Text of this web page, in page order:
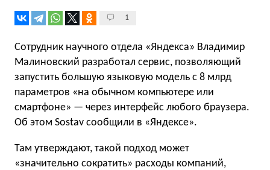
1
Сотрудник научного отдела «Яндекса» Владимир
Малиновский разработал сервис, позволяющий
запустить большую языковую модель с 8 млрд
параметров «на обычном компьютере или
смартфоне» — через интерфейс любого браузера.
Об этом Sostav сообщили в «Яндексе».
Там утверждают, такой подход может
«значительно сократить» расходы компаний,